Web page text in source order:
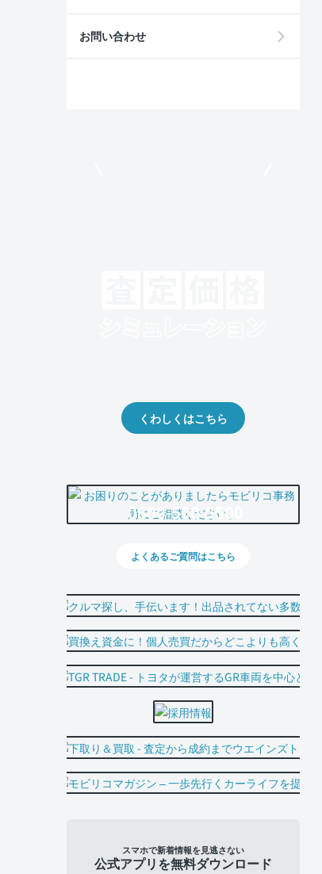
お問い合わせ
くわしくはこちら
0800-500-5500
よくあるご質問はこちら
スマホで新着情報を見逃さない
公式アプリを無料ダウンロード